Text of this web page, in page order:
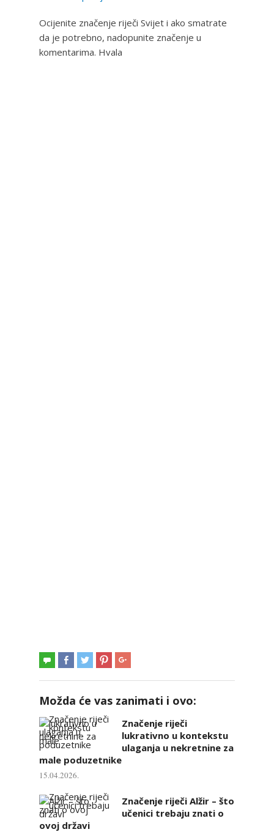
Ocijenite značenje riječi Svijet i ako smatrate
da je potrebno, nadopunite značenje u
komentarima. Hvala
Možda će vas zanimati i ovo:
Značenje riječi
lukrativno u kontekstu
ulaganja u nekretnine za
male poduzetnike
15.04.2026.
Značenje riječi Alžir – što
učenici trebaju znati o
ovoj državi